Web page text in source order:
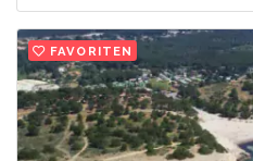
FAVORITEN